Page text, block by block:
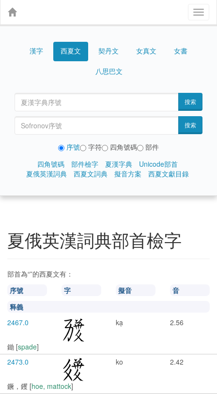
漢字 西夏文 契丹文 女真文 女書
八思巴文
搜索
搜索
序號 字符 四角號碼
部件
四角號碼
部件檢字 夏漢字典
Unicode部首
夏俄英漢詞典
西夏文詞典 擬音方案 西夏文獻目錄
夏俄英漢詞典部首檢字
部首為“”的西夏文有：
序號
字 擬音
音
释義
2467.0
kạ 2.56
鋤 [spade]
2473.0
ko 2.42
鐝，钁 [hoe, mattock]